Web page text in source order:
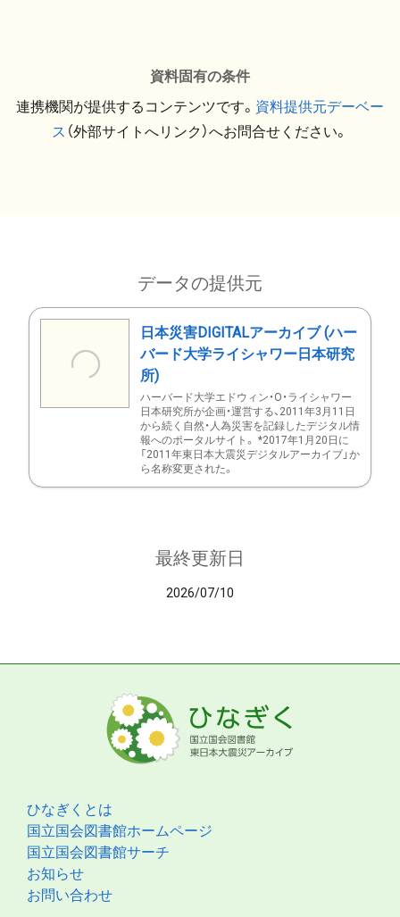
資料固有の条件
連携機関が提供するコンテンツです。 資料提供元デーベー
ス （外部サイトへリンク）へお問合せください。
データの提供元
日本災害DIGITALアーカイブ (ハー
バード大学ライシャワー日本研究
所)
ハーバード大学エドウィン・O・ライシャワー
日本研究所が企画・運営する、2011年3月11日
から続く自然・人為災害を記録したデジタル情
報へのポータルサイト。 *2017年1月20日に
「2011年東日本大震災デジタルアーカイブ」か
ら名称変更された。
最終更新日
2026/07/10
ひなぎくとは
国立国会図書館ホームページ
国立国会図書館サーチ
お知らせ
お問い合わせ